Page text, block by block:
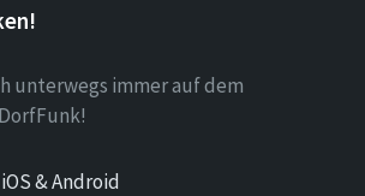
unterwegs immer auf dem
& Android